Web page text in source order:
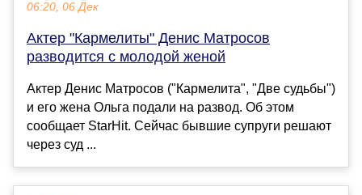
06:20, 06 Дек
Актер "Кармелиты" Денис Матросов
разводится с молодой женой
Актер Денис Матросов ("Кармелита", "Две судьбы")
и его жена Ольга подали на развод. Об этом
сообщает StarHit. Сейчас бывшие супруги решают
через суд ...